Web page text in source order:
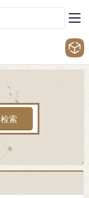
检索